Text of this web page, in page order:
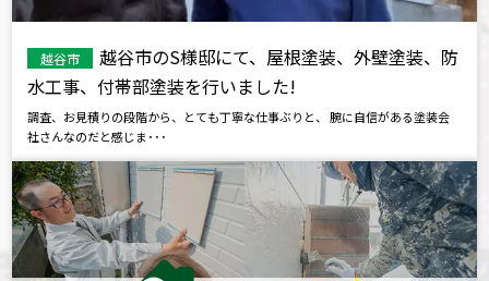
越谷市
越谷市のS様邸にて、屋根塗装、外壁塗装、防
水工事、付帯部塗装を行いました!
調査、お見積りの段階から、とても丁寧な仕事ぶりと、 腕に自信がある塗装会
社さんなのだと感じま･･･